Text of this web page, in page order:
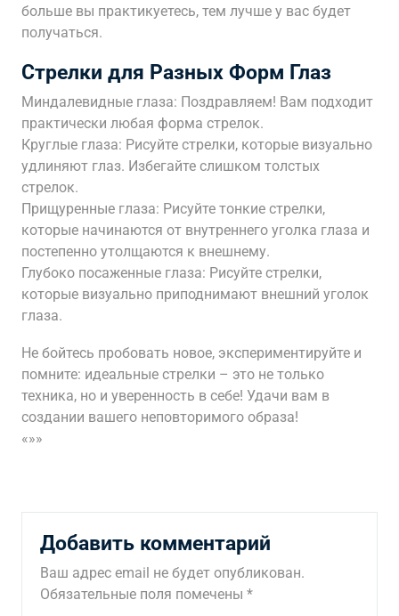
больше вы практикуетесь, тем лучше у вас будет
получаться.
Стрелки для Разных Форм Глаз
Миндалевидные глаза: Поздравляем! Вам подходит
практически любая форма стрелок.
Круглые глаза: Рисуйте стрелки, которые визуально
удлиняют глаз. Избегайте слишком толстых
стрелок.
Прищуренные глаза: Рисуйте тонкие стрелки,
которые начинаются от внутреннего уголка глаза и
постепенно утолщаются к внешнему.
Глубоко посаженные глаза: Рисуйте стрелки,
которые визуально приподнимают внешний уголок
глаза.
Не бойтесь пробовать новое, экспериментируйте и
помните: идеальные стрелки – это не только
техника, но и уверенность в себе! Удачи вам в
создании вашего неповторимого образа!
«»»
Добавить комментарий
Ваш адрес email не будет опубликован.
Обязательные поля помечены *